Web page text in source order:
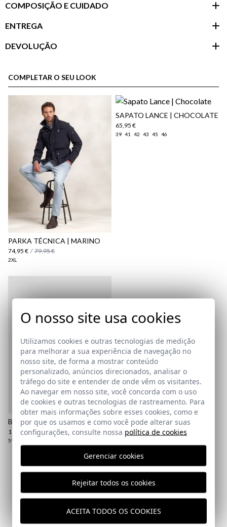
COMPOSIÇÃO E CUIDADO
ENTREGA
de Envio
DEVOLUÇÃO
cliente
COMPLETAR O SEU LOOK
PARKA TÉCNICA | MARINO
74,95 € / 79,95 €
2XL
​SAPATO LANCE | CHOCOLATE
65,95 €
39 41 42 43 45 46
BONÉ TRESVISO
19,95 € / 39,95 €
59
Assine a nossa Newsletter
Email
O nosso site usa cookies
Utilizamos cookies e outras tecnologias de medição
para melhorar a sua experiência de navegação no
nosso site, de forma a mostrar conteúdo
personalizado, anúncios direcionados, analisar o
tráfego do site e entender de onde vêm os visitantes.
Ao navegar em nosso site, você concorda com o uso
de cookies e outras tecnologias de rastreamento. Para
obter mais informações sobre esses cookies, como e
por que os usamos e como você pode alterar suas
configurações, consulte nossa política de cookies
Gerenciar cookies
Rejeitar todos os cookies
ACEITA TODOS OS COOKIES